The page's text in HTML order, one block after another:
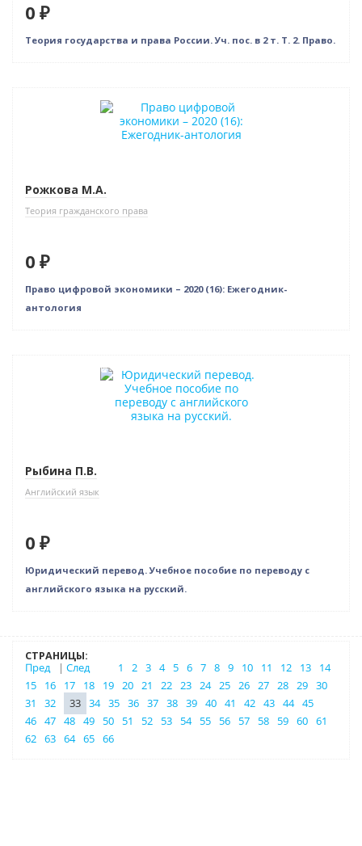
0 ₽
Теория государства и права России. Уч. пос. в 2 т. Т. 2. Право.
Рожкова М.А.
Теория гражданского права
0 ₽
Право цифровой экономики – 2020 (16): Ежегодник-
антология
Нет в наличии
Рыбина П.В.
Английский язык
0 ₽
Юридический перевод. Учебное пособие по переводу с
английского языка на русский.
СТРАНИЦЫ:
Пред
| След 1 2 3 4 5 6 7 8 9 10 11 12 13
14
15
16 17 18 19 20 21 22 23 24 25 26 27 28 29 30
31
32 33 34 35 36 37 38 39 40 41 42 43 44 45
46 47 48 49 50 51 52 53 54 55 56 57 58 59 60 61
62 63 64 65 66